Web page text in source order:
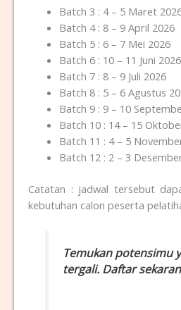
Batch 3 : 4 – 5 Maret
Batch 4 : 8 – 9 April 2026
Batch 5 : 6 – 7 Mei 2026
Batch 6 : 10 – 11 Juni 2026
Batch 7 : 8 – 9 Juli 2026
Batch 8 : 5 – 6 Agustus
Batch 9 : 9 – 10
Batch 10 : 14 – 15
Batch 11 : 4 – 5
Batch 12 : 2 – 3
Catatan : jadwal tersebut
kebutuhan calon peserta
Temukan potensimu
tergali. Daftar